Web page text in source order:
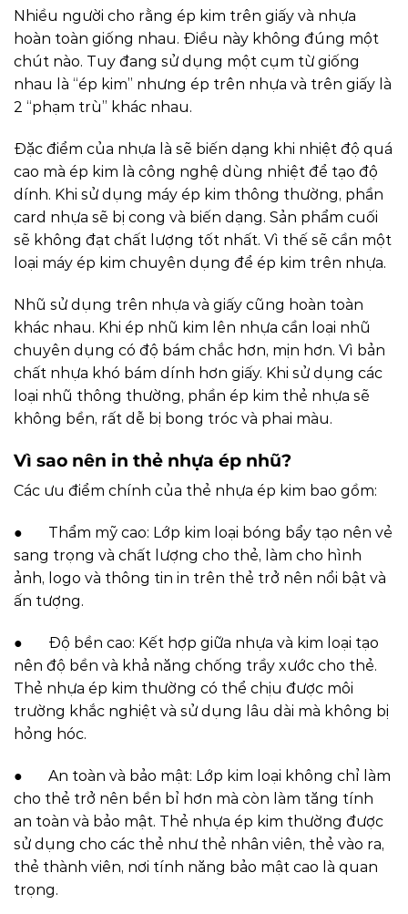
Nhiều người cho rằng ép kim trên giấy và nhựa
hoàn toàn giống nhau. Điều này không đúng một
chút nào. Tuy đang sử dụng một cụm từ giống
nhau là “ép kim” nhưng ép trên nhựa và trên giấy là
2 “phạm trù” khác nhau.
Đặc điểm của nhựa là sẽ biến dạng khi nhiệt độ quá
cao mà ép kim là công nghệ dùng nhiệt để tạo độ
dính. Khi sử dụng máy ép kim thông thường, phần
card nhựa sẽ bị cong và biến dạng. Sản phẩm cuối
sẽ không đạt chất lượng tốt nhất. Vì thế sẽ cần một
loại máy ép kim chuyên dụng để ép kim trên nhựa.
Nhũ sử dụng trên nhựa và giấy cũng hoàn toàn
khác nhau. Khi ép nhũ kim lên nhựa cần loại nhũ
chuyên dụng có độ bám chắc hơn, mịn hơn. Vì bản
chất nhựa khó bám dính hơn giấy. Khi sử dụng các
loại nhũ thông thường, phần ép kim thẻ nhựa sẽ
không bền, rất dễ bị bong tróc và phai màu.
Vì sao nên in thẻ nhựa ép nhũ?
Các ưu điểm chính của thẻ nhựa ép kim bao gồm:
● Thẩm mỹ cao: Lớp kim loại bóng bẩy tạo nên vẻ
sang trọng và chất lượng cho thẻ, làm cho hình
ảnh, logo và thông tin in trên thẻ trở nên nổi bật và
ấn tượng.
● Độ bền cao: Kết hợp giữa nhựa và kim loại tạo
nên độ bền và khả năng chống trầy xước cho thẻ.
Thẻ nhựa ép kim thường có thể chịu được môi
trường khắc nghiệt và sử dụng lâu dài mà không bị
hỏng hóc.
● An toàn và bảo mật: Lớp kim loại không chỉ làm
cho thẻ trở nên bền bỉ hơn mà còn làm tăng tính
an toàn và bảo mật. Thẻ nhựa ép kim thường được
sử dụng cho các thẻ như thẻ nhân viên, thẻ vào ra,
thẻ thành viên, nơi tính năng bảo mật cao là quan
trọng.